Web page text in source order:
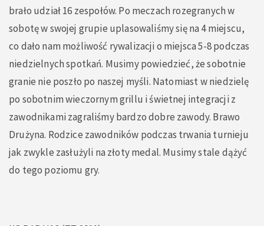
brało udział 16 zespołów. Po meczach rozegranych w
sobotę w swojej grupie uplasowaliśmy się na 4 miejscu,
co dało nam możliwość rywalizacji o miejsca 5-8 podczas
niedzielnych spotkań. Musimy powiedzieć, że sobotnie
granie nie poszło po naszej myśli. Natomiast w niedzielę
po sobotnim wieczornym grillu i świetnej integracji z
zawodnikami zagraliśmy bardzo dobre zawody. Brawo
Drużyna. Rodzice zawodników podczas trwania turnieju
jak zwykle zasłużyli na złoty medal. Musimy stale dążyć
do tego poziomu gry.